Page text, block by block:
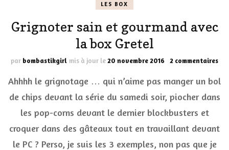
LES BOX
Grignoter sain et gourmand avec
la box Gretel
par bombastikgirl mis à jour le20 novembre 2016 2 commentairessur
box
Ahhhh le grignotage … qui n’aime pas manger un bol
de chips devant la série du samedi soir, piocher dans
les pop-corns devant le dernier blockbusters et
croquer dans des gâteaux tout en travaillant devant
le PC ? Perso, je suis les 3 exemples, non pas que je